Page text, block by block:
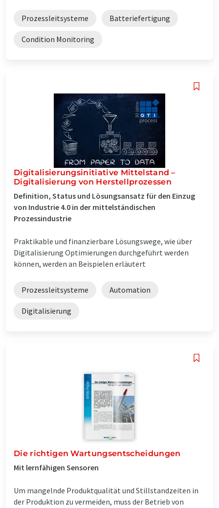
Prozessleitsysteme Batteriefertigung
Condition Monitoring
Digitalisierungsinitiative Mittelstand –
Digitalisierung von Herstellprozessen
Definition, Status und Lösungsansatz für den Einzug
von Industrie 4.0 in der mittelständischen
Prozessindustrie
Praktikable und finanzierbare Lösungswege, wie über
Digitalisierung Optimierungen durchgeführt werden
können, werden an Beispielen erläutert
Prozessleitsysteme Automation
Digitalisierung
Die richtigen Wartungsentscheidungen
Mit lernfähigen Sensoren
Um mangelnde Produktqualität und Stillstandzeiten in
der Produktion zu vermeiden, muss der Betrieb von